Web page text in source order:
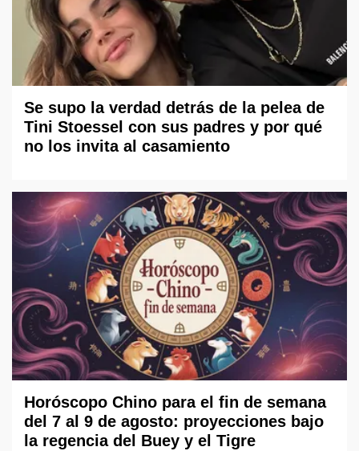
Se supo la verdad detrás de la pelea de
Tini Stoessel con sus padres y por qué
no los invita al casamiento
Horóscopo Chino para el fin de semana
del 7 al 9 de agosto: proyecciones bajo
la regencia del Buey y el Tigre